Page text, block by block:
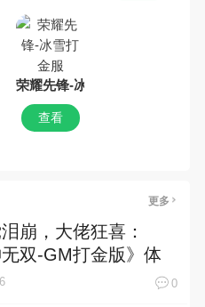
免充版（删档内测）
荣耀先锋-冰雪打金服
查看
更多
崩，大佬狂喜：
无双-GM打金版》体
化真相揭秘
0